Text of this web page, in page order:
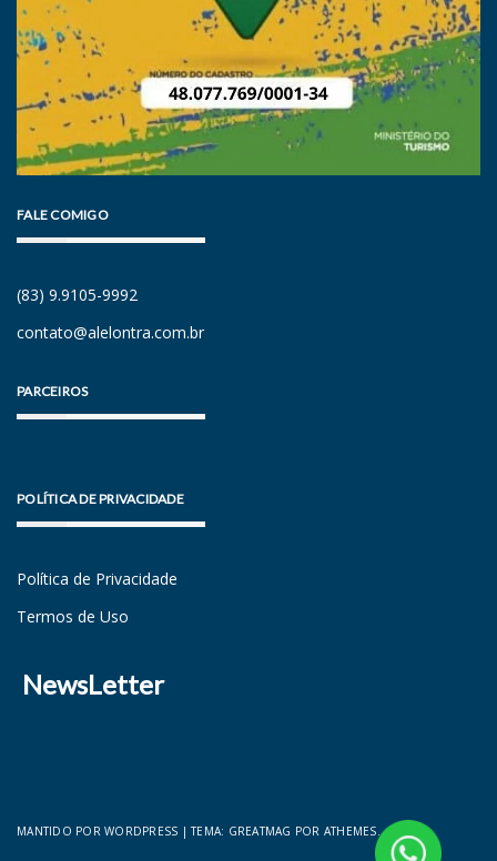
FALE COMIGO
(83) 9.9105-9992
contato@alelontra.com.br
PARCEIROS
POLÍTICA DE PRIVACIDADE
Política de Privacidade
Termos de Uso
NewsLetter
MANTIDO POR WORDPRESS |TEMA: GREATMAG POR ATHEMES.